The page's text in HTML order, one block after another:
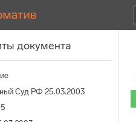
документа
Суд РФ 25.03.2003